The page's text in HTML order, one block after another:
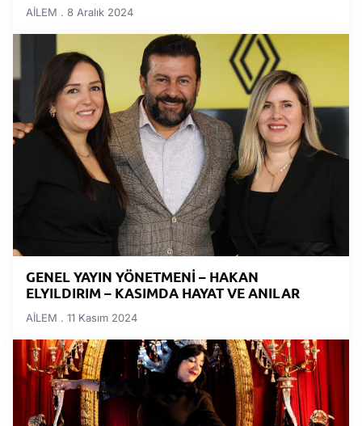
AİLEM 8 Aralık 2024
GENEL YAYIN YÖNETMENİ – HAKAN
ELYILDIRIM – KASIMDA HAYAT VE ANILAR
AİLEM 11 Kasım 2024